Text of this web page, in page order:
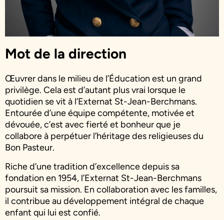
Mot de la direction
Œuvrer dans le milieu de l’Éducation est un grand
privilège. Cela est d’autant plus vrai lorsque le
quotidien se vit à l’Externat St-Jean-Berchmans.
Entourée d’une équipe compétente, motivée et
dévouée, c’est avec fierté et bonheur que je
collabore à perpétuer l’héritage des religieuses du
Bon Pasteur.
Riche d’une tradition d’excellence depuis sa
fondation en 1954, l’Externat St-Jean-Berchmans
poursuit sa mission. En collaboration avec les familles,
il contribue au développement intégral de chaque
enfant qui lui est confié.